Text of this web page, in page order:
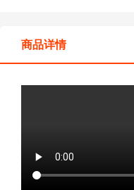
商品详情